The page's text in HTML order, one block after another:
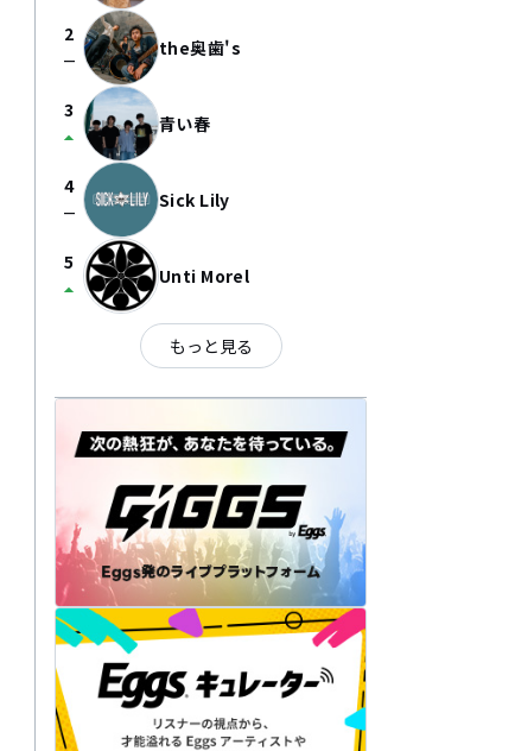
2
check_indeterminate_small the奥歯's
3
arrow_drop_up 青い春
4
check_indeterminate_small Sick Lily
5
arrow_drop_up Unti Morel
もっと見る